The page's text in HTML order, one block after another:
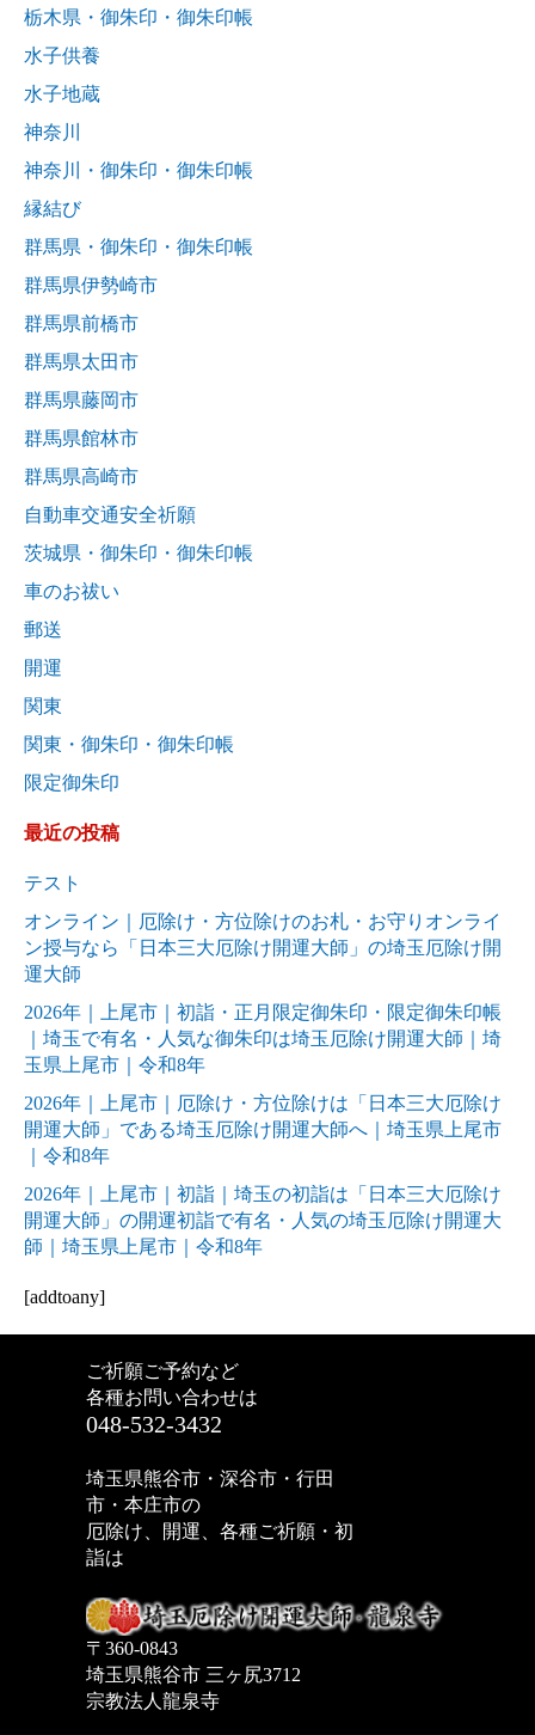
栃木県・御朱印・御朱印帳
水子供養
水子地蔵
神奈川
神奈川・御朱印・御朱印帳
縁結び
群馬県・御朱印・御朱印帳
群馬県伊勢崎市
群馬県前橋市
群馬県太田市
群馬県藤岡市
群馬県館林市
群馬県高崎市
自動車交通安全祈願
茨城県・御朱印・御朱印帳
車のお祓い
郵送
開運
関東
関東・御朱印・御朱印帳
限定御朱印
最近の投稿
テスト
オンライン｜厄除け・方位除けのお札・お守りオンライ
ン授与なら「日本三大厄除け開運大師」の埼玉厄除け開
運大師
2026年｜上尾市｜初詣・正月限定御朱印・限定御朱印帳
｜埼玉で有名・人気な御朱印は埼玉厄除け開運大師｜埼
玉県上尾市｜令和8年
2026年｜上尾市｜厄除け・方位除けは「日本三大厄除け
開運大師」である埼玉厄除け開運大師へ｜埼玉県上尾市
｜令和8年
2026年｜上尾市｜初詣｜埼玉の初詣は「日本三大厄除け
開運大師」の開運初詣で有名・人気の埼玉厄除け開運大
師｜埼玉県上尾市｜令和8年
[addtoany]
ご祈願ご予約など
各種お問い合わせは
048-532-3432
埼玉県熊谷市・深谷市・行田
市・本庄市の
厄除け、開運、各種ご祈願・初
詣は
〒360-0843
埼玉県熊谷市 三ヶ尻3712
宗教法人龍泉寺